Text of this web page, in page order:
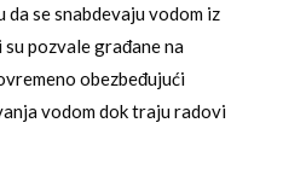
da se snabdevaju vodom iz
pozvale građane na
obezbeđujući
vodom dok traju radovi